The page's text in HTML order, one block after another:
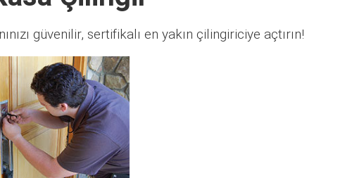
güvenilir, sertifikalı en yakın çilingiriciye açtırın!